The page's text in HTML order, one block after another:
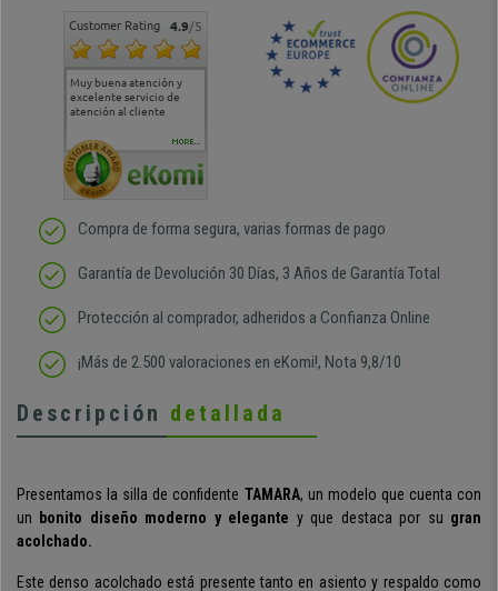
Customer Rating 4.9/5
Muy buena atención y
excelente servicio de
atención al cliente
Muy buena atención de
cara al asesoramiento
Si estoy contento
MORE...
Compra de forma segura, varias formas de pago
Garantía de Devolución 30 Días, 3 Años de Garantía Total
Protección al comprador, adheridos a Confianza Online
¡Más de 2.500 valoraciones en eKomi!, Nota 9,8/10
Descripción detallada
Presentamos la silla de confidente TAMARA, un modelo que cuenta con
un
bonito diseño moderno y elegante y que destaca por su gran
acolchado.
Este denso acolchado está presente tanto en asiento y respaldo como